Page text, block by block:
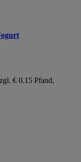
€ 0.15 Pfand,